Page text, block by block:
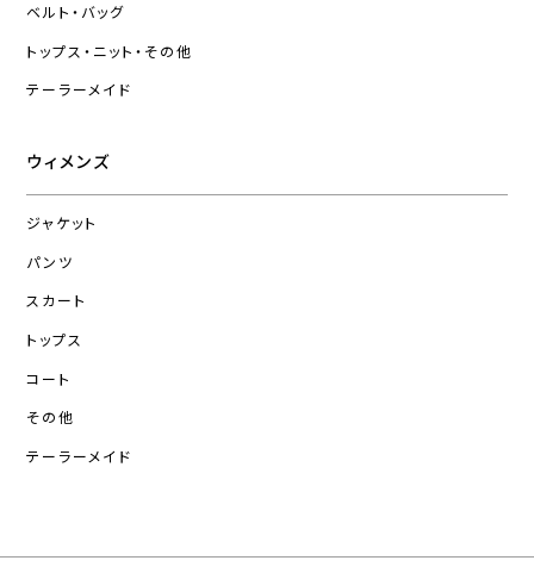
ベルト・バッグ
トップス・ニット・その他
テーラーメイド
ウィメンズ
ジャケット
パンツ
スカート
トップス
コート
その他
テーラーメイド